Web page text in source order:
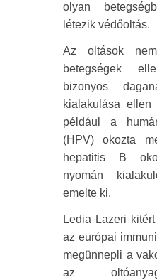
olyan
létezik védőoltás.
Az oltások
betegségek
bizonyos
kialakulása
például a
(HPV) okozta
hepatitis B
nyomán
emelte ki.
Ledia Lazeri
az európai
megünnepli a
az